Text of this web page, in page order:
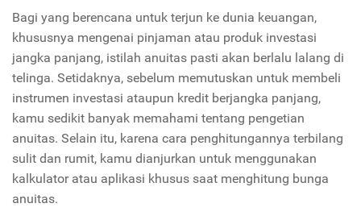
Bagi yang berencana untuk terjun ke dunia keuangan,
khususnya mengenai pinjaman atau produk investasi
jangka panjang, istilah anuitas pasti akan berlalu lalang di
telinga. Setidaknya, sebelum memutuskan untuk membeli
instrumen investasi ataupun kredit berjangka panjang,
kamu sedikit banyak memahami tentang pengetian
anuitas. Selain itu, karena cara penghitungannya terbilang
sulit dan rumit, kamu dianjurkan untuk menggunakan
kalkulator atau aplikasi khusus saat menghitung bunga
anuitas.